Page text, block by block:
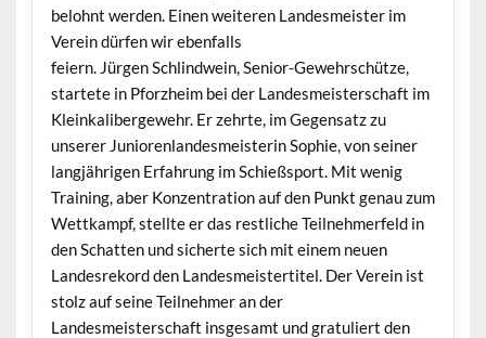
belohnt werden. Einen weiteren Landesmeister im
Verein dürfen wir ebenfalls
feiern. Jürgen Schlindwein, Senior-Gewehrschütze,
startete in Pforzheim bei der Landesmeisterschaft im
Kleinkalibergewehr. Er zehrte, im Gegensatz zu
unserer Juniorenlandesmeisterin Sophie, von seiner
langjährigen Erfahrung im Schießsport. Mit wenig
Training, aber Konzentration auf den Punkt genau zum
Wettkampf, stellte er das restliche Teilnehmerfeld in
den Schatten und sicherte sich mit einem neuen
Landesrekord den Landesmeistertitel. Der Verein ist
stolz auf seine Teilnehmer an der
Landesmeisterschaft insgesamt und gratuliert den